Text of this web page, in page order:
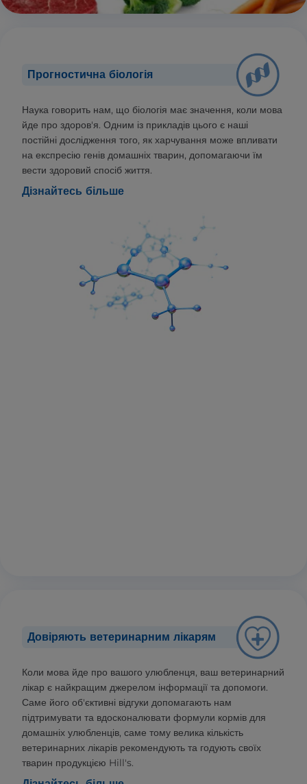
Прогностична біологія
Наука говорить нам, що біологія має значення, коли мова
йде про здоров'я. Одним із прикладів цього є наші
постійні дослідження того, як харчування може впливати
на експресію генів домашніх тварин, допомагаючи їм
вести здоровий спосіб життя.
Дізнайтесь більше
Довіряють ветеринарним лікарям
Коли мова йде про вашого улюбленця, ваш ветеринарний
лікар є найкращим джерелом інформації та допомоги.
Саме його об'єктивні відгуки допомагають нам
підтримувати та вдосконалювати формули кормів для
домашніх улюбленців, саме тому велика кількість
ветеринарних лікарів рекомендують та годують своїх
тварин продукцією Hill's.